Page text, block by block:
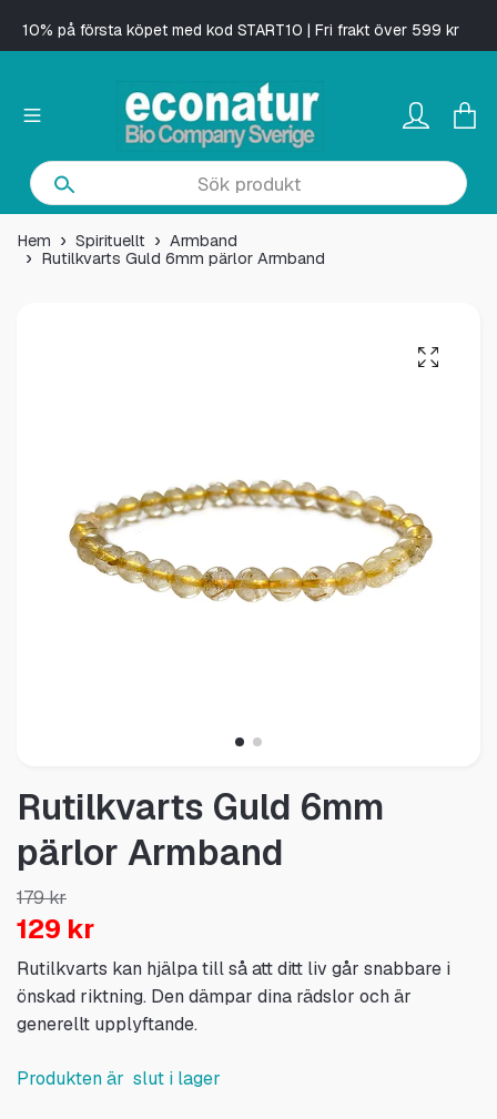
10% på första köpet med kod START10 | Fri frakt över 599 kr
Hem Spirituellt
Armband
Rutilkvarts Guld 6mm pärlor Armband
Rutilkvarts Guld 6mm
pärlor Armband
179 kr
129 kr
Rutilkvarts kan hjälpa till så att ditt liv går snabbare i
önskad riktning. Den dämpar dina rädslor och är
generellt upplyftande.
Produkten är slut i lager